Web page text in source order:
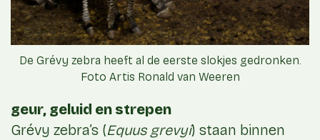
De Grévy zebra heeft al de eerste slokjes gedronken.
Foto Artis Ronald van Weeren
geur, geluid en strepen
Grévy zebra’s (Equus grevyi) staan binnen